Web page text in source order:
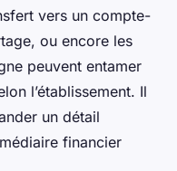
vers un compte-
ou encore les
peuvent entamer
l’établissement. Il
un détail
financier